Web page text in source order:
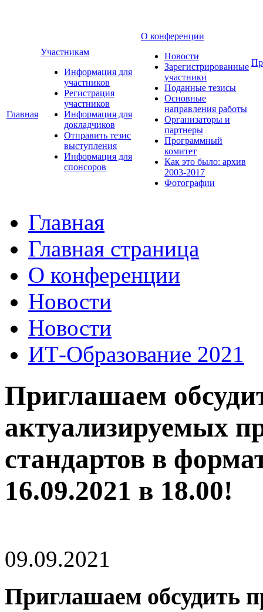
Главная
Участникам
Информация для
участников
Регистрация
участников
Информация для
докладчиков
Отправить тезис
выступления
Информация для
спонсоров
О конференции
Новости
Зарегистрированные
участники
Поданные тезисы
Основные
направления работы
Организаторы и
партнеры
Программный
комитет
Как это было: архив
2003-2017
Фотографии
Главная
Главная страница
О конференции
Новости
Новости
ИТ-Образование 2021
Приглашаем
актуализируемых
стандартов в
16.09.2021 в 18.00!
09.09.2021
Приглашаем обсудить